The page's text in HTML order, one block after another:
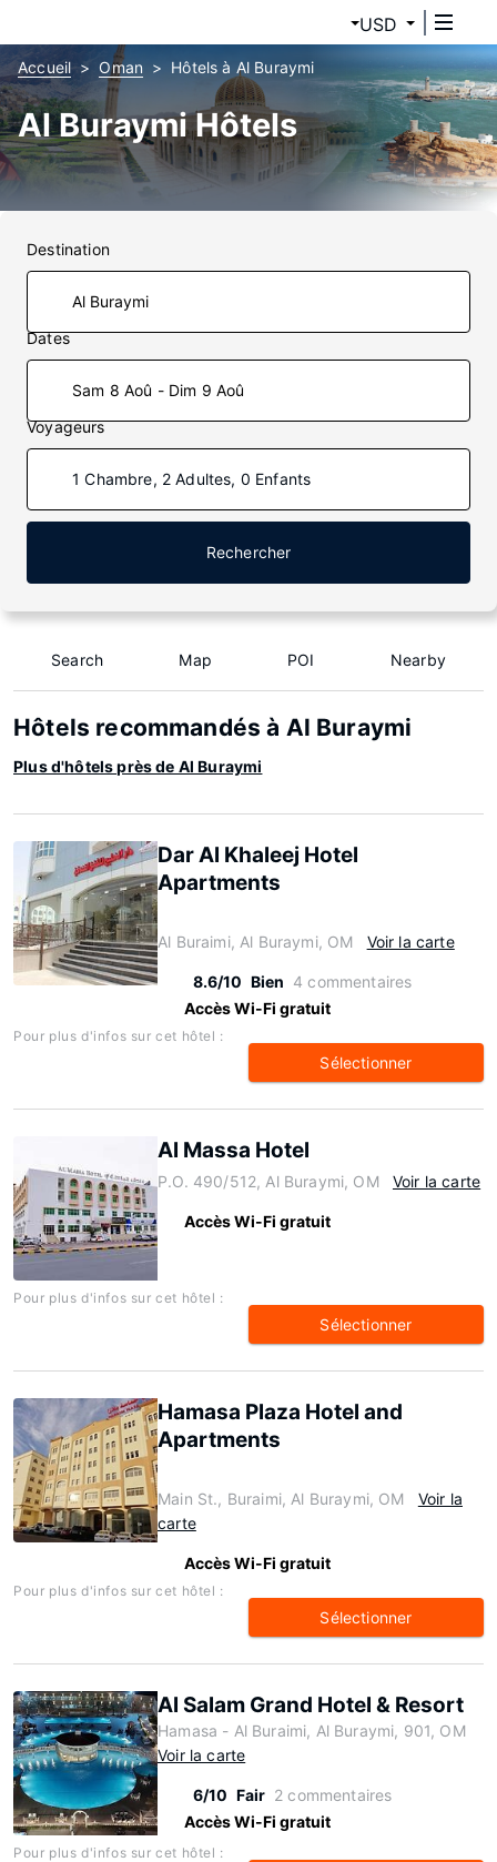
USD
Accueil Oman Hôtels à Al Buraymi
Al Buraymi Hôtels
Destination
Dates
Sam 8 Aoû - Dim 9 Aoû
Voyageurs
1 Chambre, 2 Adultes, 0 Enfants
Rechercher
Search Map POI Nearby
Hôtels recommandés à Al Buraymi
Plus d'hôtels près de Al Buraymi
Dar Al Khaleej Hotel
Apartments
Al Buraimi, Al Buraymi, OM Voir la carte
8.6/10 Bien 4 commentaires
Accès Wi-Fi gratuit
Pour plus d'infos sur cet hôtel :
Sélectionner
Al Massa Hotel
P.O. 490/512, Al Buraymi, OM Voir la carte
Accès Wi-Fi gratuit
Pour plus d'infos sur cet hôtel :
Sélectionner
Hamasa Plaza Hotel and
Apartments
Main St., Buraimi, Al Buraymi, OM
Voir la
carte
Accès Wi-Fi gratuit
Pour plus d'infos sur cet hôtel :
Sélectionner
Al Salam Grand Hotel & Resort
Hamasa - Al Buraimi, Al Buraymi, 901, OM
Voir la carte
6/10 Fair 2 commentaires
Accès Wi-Fi gratuit
Pour plus d'infos sur cet hôtel :